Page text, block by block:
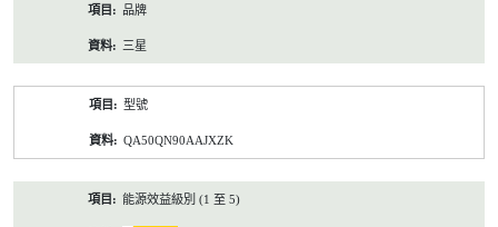
品牌
三星
型號
QA50QN90AAJXZK
能源效益級別 (1 至 5)